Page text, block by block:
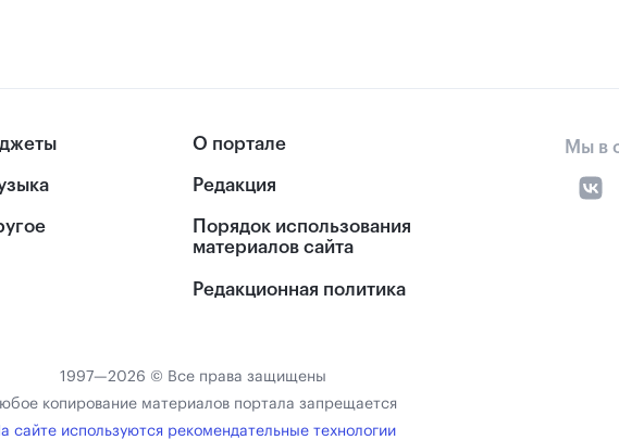
О портале
Редакция
Порядок использования
материалов сайта
Редакционная политика
Мы в
1997—2026 © Все права защищены
копирование материалов портала запрещается
сайте используются рекомендательные технологии